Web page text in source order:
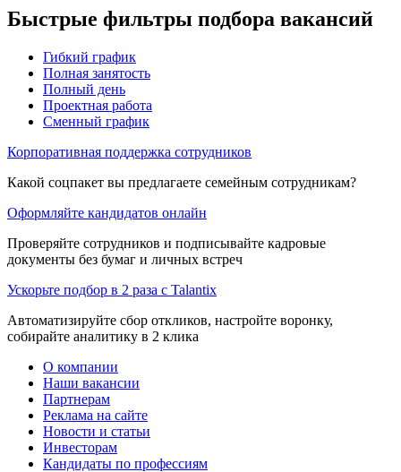
Быстрые фильтры подбора вакансий
Гибкий график
Полная занятость
Полный день
Проектная работа
Сменный график
Корпоративная поддержка сотрудников
Какой соцпакет вы предлагаете семейным сотрудникам?
Оформляйте кандидатов онлайн
Проверяйте сотрудников и подписывайте кадровые
документы без бумаг и личных встреч
Ускорьте подбор в 2 раза с Talantix
Автоматизируйте сбор откликов, настройте воронку,
собирайте аналитику в 2 клика
О компании
Наши вакансии
Партнерам
Реклама на сайте
Новости и статьи
Инвесторам
Кандидаты по профессиям